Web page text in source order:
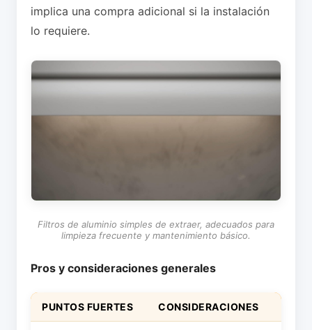
implica una compra adicional si la instalación
lo requiere.
Filtros de aluminio simples de extraer, adecuados para
limpieza frecuente y mantenimiento básico.
Pros y consideraciones generales
PUNTOS FUERTES CONSIDERACIONES